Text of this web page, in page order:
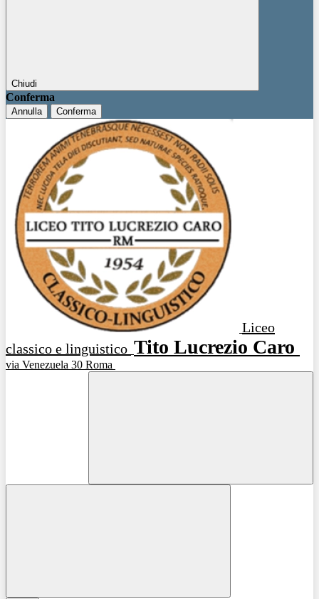
Chiudi
Conferma
Annulla Conferma
Liceo
classico e linguistico Tito Lucrezio Caro
via Venezuela 30 Roma